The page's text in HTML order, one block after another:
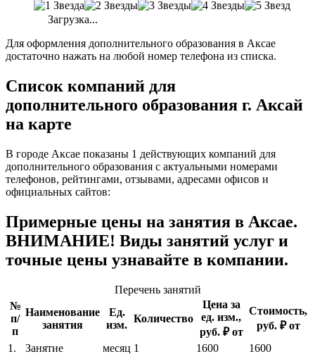
Загрузка...
Для оформления дополнительного образования в Аксае
достаточно нажать на любой номер телефона из списка.
Список компаний для
дополнительного образования г. Аксай
на карте
В городе Аксае показаны 1 действующих компаний для
дополнительного образования с актуальными номерами
телефонов, рейтингами, отзывами, адресами офисов и
официальных сайтов:
Примерные цены на занятия в Аксае.
ВНИМАНИЕ! Виды занятий услуг и
точные цены узнавайте в компании.
Перечень занятий
№
п/
п
Наименование
занятия
Ед.
изм.
Количество
Цена за
ед. изм.,
руб. ₽ от
Стоимость,
руб. ₽ от
1.
Занятие месяц 1 1600
1600